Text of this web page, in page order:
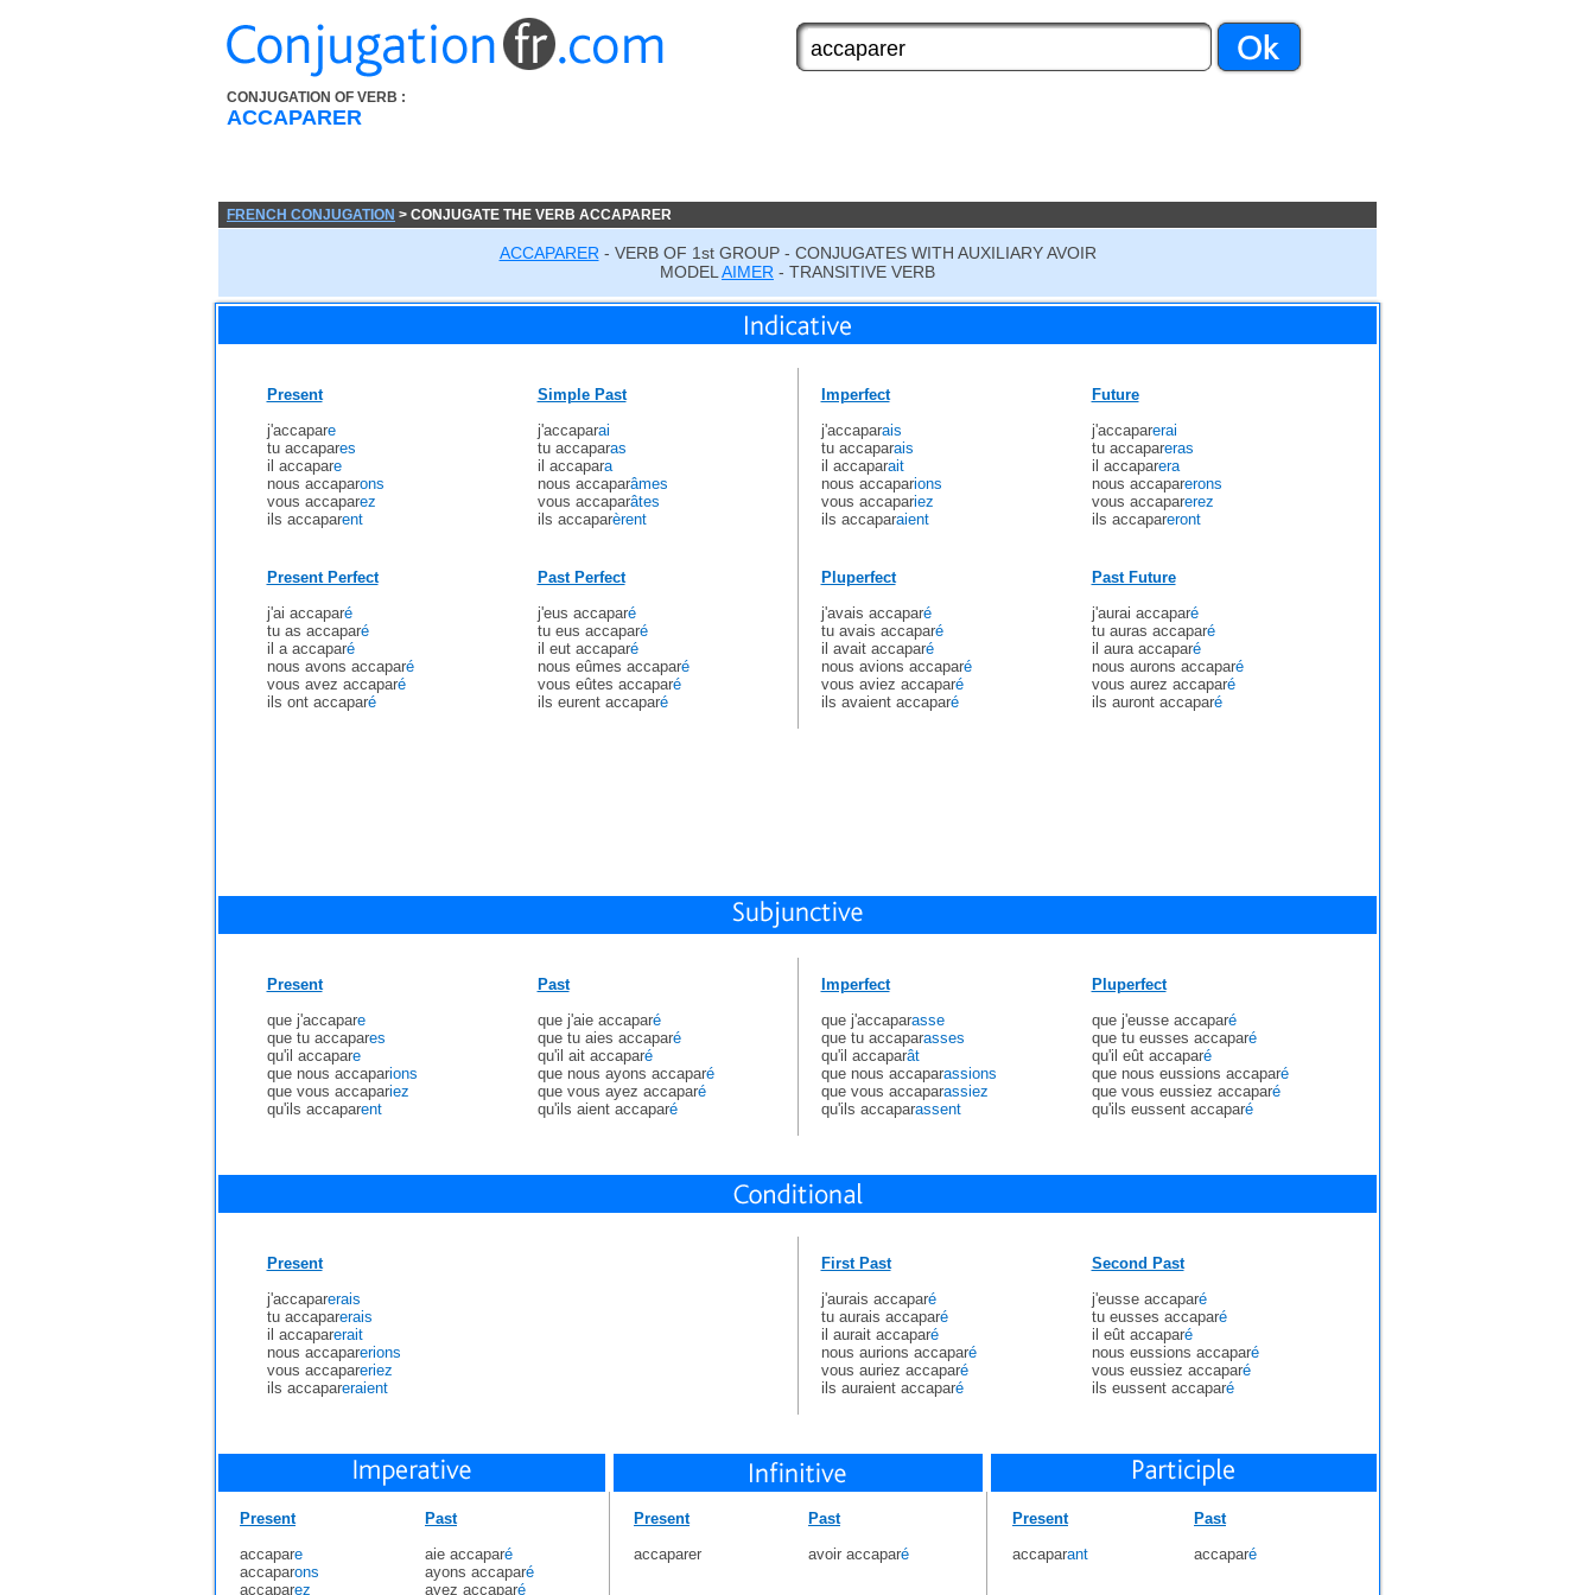
CONJUGATION OF VERB :
ACCAPARER
FRENCH CONJUGATION > CONJUGATE THE VERB ACCAPARER
ACCAPARER - VERB OF 1st GROUP - CONJUGATES WITH AUXILIARY AVOIR
MODEL AIMER - TRANSITIVE VERB
Present
j'accapare
tu accapares
il accapare
nous accaparons
vous accaparez
ils accaparent
Simple Past
j'accaparai
tu accaparas
il accapara
nous accaparâmes
vous accaparâtes
ils accaparèrent
Present Perfect
j'ai accaparé
tu as accaparé
il a accaparé
nous avons accaparé
vous avez accaparé
ils ont accaparé
Past Perfect
j'eus accaparé
tu eus accaparé
il eut accaparé
nous eûmes accaparé
vous eûtes accaparé
ils eurent accaparé
Imperfect
j'accaparais
tu accaparais
il accaparait
nous accaparions
vous accapariez
ils accaparaient
Future
j'accaparerai
tu accapareras
il accaparera
nous accaparerons
vous accaparerez
ils accapareront
Pluperfect
j'avais accaparé
tu avais accaparé
il avait accaparé
nous avions accaparé
vous aviez accaparé
ils avaient accaparé
Past Future
j'aurai accaparé
tu auras accaparé
il aura accaparé
nous aurons accaparé
vous aurez accaparé
ils auront accaparé
Present
que j'accapare
que tu accapares
qu'il accapare
que nous accaparions
que vous accapariez
qu'ils accaparent
Past
que j'aie accaparé
que tu aies accaparé
qu'il ait accaparé
que nous ayons accaparé
que vous ayez accaparé
qu'ils aient accaparé
Imperfect
que j'accaparasse
que tu accaparasses
qu'il accaparât
que nous accaparassions
que vous accaparassiez
qu'ils accaparassent
Pluperfect
que j'eusse accaparé
que tu eusses accaparé
qu'il eût accaparé
que nous eussions accaparé
que vous eussiez accaparé
qu'ils eussent accaparé
Present
j'accaparerais
tu accaparerais
il accaparerait
nous accaparerions
vous accapareriez
ils accapareraient
First Past
j'aurais accaparé
tu aurais accaparé
il aurait accaparé
nous aurions accaparé
vous auriez accaparé
ils auraient accaparé
Second Past
j'eusse accaparé
tu eusses accaparé
il eût accaparé
nous eussions accaparé
vous eussiez accaparé
ils eussent accaparé
Present
accapare
accaparons
accaparez
Past
aie accaparé
ayons accaparé
ayez accaparé
Present
accaparer
Past
avoir accaparé
Present
accaparant
Past
accaparé